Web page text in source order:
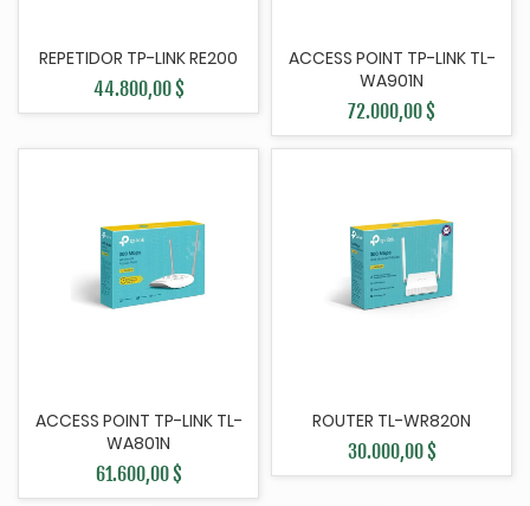
REPETIDOR TP-LINK RE200
44.800,00 $
ACCESS POINT TP-LINK TL-
WA901N
72.000,00 $
ACCESS POINT TP-LINK TL-
WA801N
61.600,00 $
ROUTER TL-WR820N
30.000,00 $